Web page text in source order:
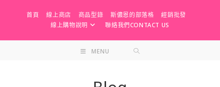
content
首頁 線上商店 商品型錄 斯儂恩的部落格
經銷批發
線上購物說明
聯絡我們CONTACT US
MENU